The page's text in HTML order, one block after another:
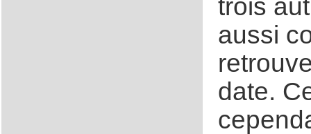
trois
aussi
date.